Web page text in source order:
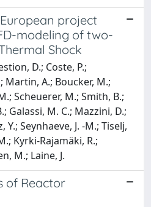
project
modeling of two-
Shock
D.; Coste, P.;
Martin, A.; Boucker, M.;
Scheuerer, M.; Smith, B.;
Galassi, M. C.; Mazzini, D.;
Seynhaeve, J. -M.; Tiselj,
Kyrki-Rajamäki, R.;
M.; Laine, J.
of Reactor